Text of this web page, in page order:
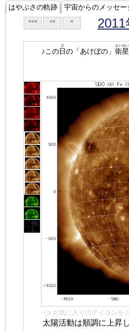
はやぶさの軌跡 宇宙からのメッセー
<<< << < 2011
♪この日
ひ
の「あけぼの」 衛星
えいせい
👈 お気に入りのアイコンを
太陽活動は順調に上昇